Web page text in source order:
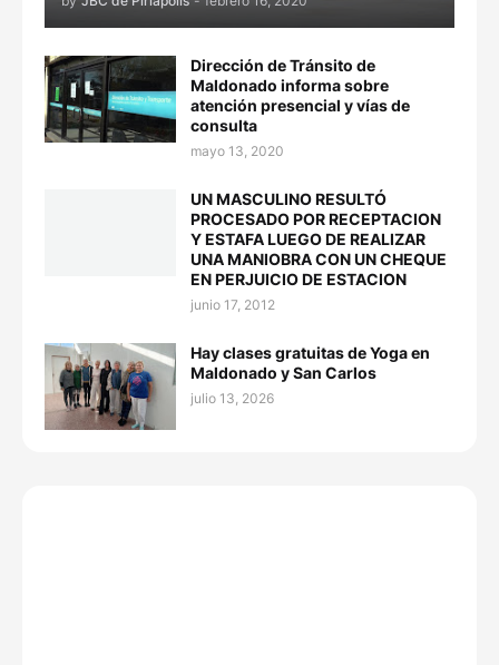
Dirección de Tránsito de
Maldonado informa sobre
atención presencial y vías de
consulta
mayo 13, 2020
UN MASCULINO RESULTÓ
PROCESADO POR RECEPTACION
Y ESTAFA LUEGO DE REALIZAR
UNA MANIOBRA CON UN CHEQUE
EN PERJUICIO DE ESTACION
junio 17, 2012
Hay clases gratuitas de Yoga en
Maldonado y San Carlos
julio 13, 2026